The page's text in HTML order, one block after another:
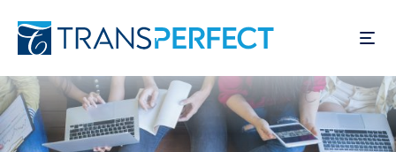
para
conteúdo
principal